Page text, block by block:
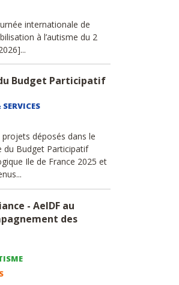
internationale de
à l’autisme du 2
Budget Participatif
projets déposés dans le
du Budget Participatif
Ile de France 2025 et
- AeIDF au
des